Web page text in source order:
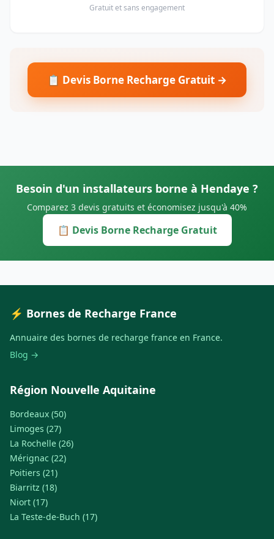
Gratuit et sans engagement
📋 Devis Borne Recharge Gratuit →
Besoin d'un installateurs borne à Hendaye ?
Comparez 3 devis gratuits et économisez jusqu'à 40%
📋 Devis Borne Recharge Gratuit
⚡ Bornes de Recharge France
Annuaire des bornes de recharge france en France.
Blog →
Région Nouvelle Aquitaine
Bordeaux (50)
Limoges (27)
La Rochelle (26)
Mérignac (22)
Poitiers (21)
Biarritz (18)
Niort (17)
La Teste-de-Buch (17)